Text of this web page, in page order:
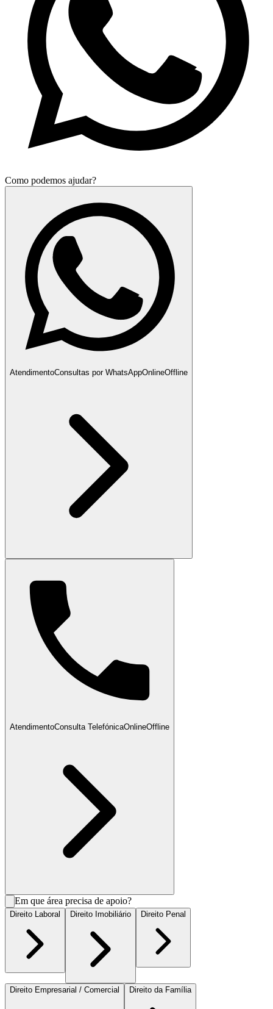
Como podemos ajudar?
AtendimentoConsultas por WhatsAppOnlineOffline
AtendimentoConsulta TelefónicaOnlineOffline
Em que área precisa de apoio?
Direito Laboral Direito Imobiliário Direito Penal
Direito Empresarial / Comercial Direito da Família